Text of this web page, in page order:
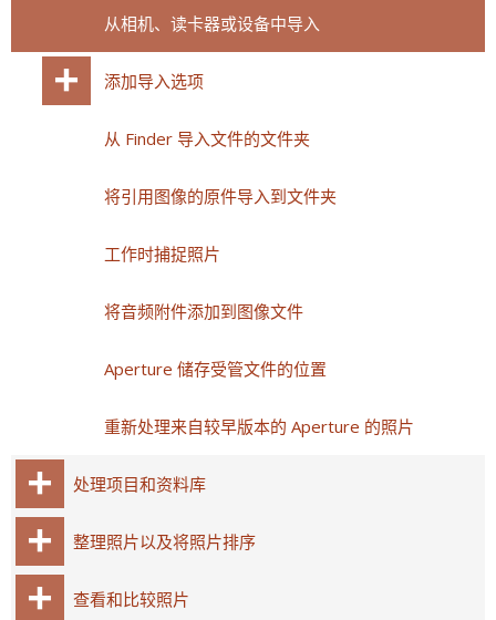
从相机、读卡器或设备中导入
添加导入选项
从 Finder 导入文件的文件夹
将引用图像的原件导入到文件夹
工作时捕捉照片
将音频附件添加到图像文件
Aperture 储存受管文件的位置
重新处理来自较早版本的 Aperture 的照片
处理项目和资料库
整理照片以及将照片排序
查看和比较照片